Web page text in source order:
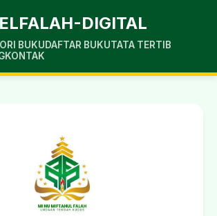
DIGITAL
BUKUDAFTAR BUKUTATA TERTIB
KONTAK